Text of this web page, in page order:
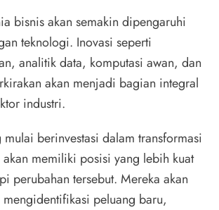
bisnis akan semakin dipengaruhi
teknologi. Inovasi seperti
analitik data, komputasi awan, dan
akan menjadi bagian integral
industri.
mulai berinvestasi dalam transformasi
memiliki posisi yang lebih kuat
perubahan tersebut. Mereka akan
peluang baru,